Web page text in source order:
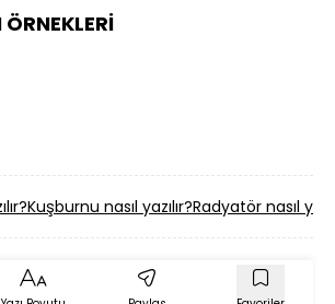
Kuşburnu nasıl yazılır?Radyatör nasıl